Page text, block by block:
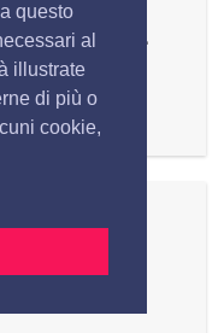
questo
al
illustrate
di più o
cookie,
storia del
e welfare'
che
anni '60'